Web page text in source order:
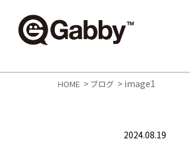
HOME > ブログ > image1
2024.08.19